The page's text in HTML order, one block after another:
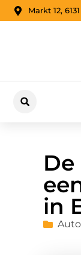
Markt 12,
in